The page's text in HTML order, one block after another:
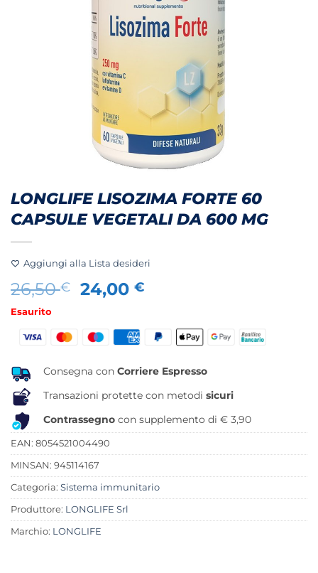
LONGLIFE LISOZIMA FORTE 60
CAPSULE VEGETALI DA 600 MG
Aggiungi alla Lista desideri
26,50€
Il
era:
24,00€
attuale
è:
Esaurito
Consegna con Corriere Espresso
Transazioni protette con metodi sicuri
Contrassegno con supplemento di € 3,90
EAN: 8054521004490
MINSAN: 945114167
Categoria: Sistema immunitario
Produttore: LONGLIFE Srl
Marchio: LONGLIFE